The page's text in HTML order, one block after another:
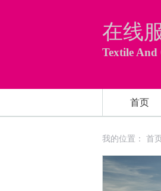
在线
Textile
首页
我的位置： 首页